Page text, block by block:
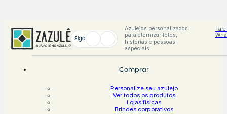
Siga
Azulejos personalizados
para eternizar fotos,
histórias e pessoas
especiais.
Comprar
Personalize seu azulejo
Ver todos os produtos
Lojas físicas
Brindes corporativos